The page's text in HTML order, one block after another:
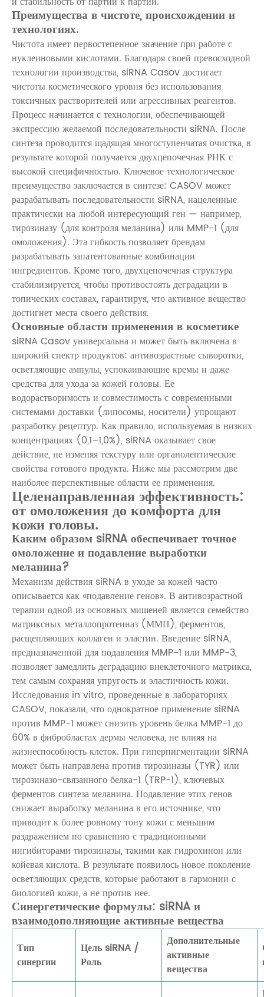
Преимущества в чистоте, происхождении и
технологиях.
Чистота имеет первостепенное значение при работе с
нуклеиновыми кислотами. Благодаря своей превосходной
технологии производства, siRNA Casov достигает
чистоты косметического уровня без использования
токсичных растворителей или агрессивных реагентов.
Процесс начинается с технологии, обеспечивающей
экспрессию желаемой последовательности siRNA. После
синтеза проводится щадящая многоступенчатая очистка, в
результате которой получается двухцепочечная РНК с
высокой специфичностью. Ключевое технологическое
преимущество заключается в синтезе: CASOV может
разрабатывать последовательности siRNA, нацеленные
практически на любой интересующий ген — например,
тирозиназу (для контроля меланина) или MMP-1 (для
омоложения). Эта гибкость позволяет брендам
разрабатывать запатентованные комбинации
ингредиентов. Кроме того, двухцепочечная структура
стабилизируется, чтобы противостоять деградации в
топических составах, гарантируя, что активное вещество
достигнет места своего действия.
Основные области применения в косметике
siRNA Casov универсальна и может быть включена в
широкий спектр продуктов: антивозрастные сыворотки,
осветляющие ампулы, успокаивающие кремы и даже
средства для ухода за кожей головы. Ее
водорастворимость и совместимость с современными
системами доставки (липосомы, носители) упрощают
разработку рецептур. Как правило, используемая в низких
концентрациях (0,1–1,0%), siRNA оказывает свое
действие, не изменяя текстуру или органолептические
свойства готового продукта. Ниже мы рассмотрим две
наиболее перспективные области ее применения.
Целенаправленная эффективность:
от омоложения до комфорта для
кожи головы.
Каким образом siRNA обеспечивает точное
омоложение и подавление выработки
меланина?
Механизм действия siRNA в уходе за кожей часто
описывается как «подавление генов». В антивозрастной
терапии одной из основных мишеней является семейство
матриксных металлопротеиназ (ММП), ферментов,
расщепляющих коллаген и эластин. Введение siRNA,
предназначенной для подавления MMP-1 или MMP-3,
позволяет замедлить деградацию внеклеточного матрикса,
тем самым сохраняя упругость и эластичность кожи.
Исследования in vitro, проведенные в лабораториях
CASOV, показали, что однократное применение siRNA
против MMP-1 может снизить уровень белка MMP-1 до
60% в фибробластах дермы человека, не влияя на
жизнеспособность клеток. При гиперпигментации siRNA
может быть направлена ​​против тирозиназы (TYR) или
тирозиназо-связанного белка-1 (TRP-1), ключевых
ферментов синтеза меланина. Подавление этих генов
снижает выработку меланина в его источнике, что
приводит к более ровному тону кожи с меньшим
раздражением по сравнению с традиционными
ингибиторами тирозиназы, такими как гидрохинон или
койевая кислота. В результате появилось новое поколение
осветляющих средств, которые работают в гармонии с
биологией кожи, а не против нее.
Синергетические формулы: siRNA и
взаимодополняющие активные вещества
Тип
синергии
Цель siRNA /
Роль
Дополнительные
активные
вещества